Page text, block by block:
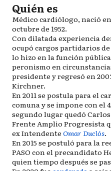
Quién es
Médico cardiólogo, nació
octubre de 1952.
Con dilatada experiencia
ocupó cargos partidarios
lo hizo en la función
peronismo en
presidente y regresó en
Kirchner.
En 2011 se postula para el
comuna y se impone con el
segundo lugar quedó
Frente Amplio Progresista
ex Intendente Omar Duclós.
En 2015 se postuló para la
PASO con el precandidato
quien tiempo después se